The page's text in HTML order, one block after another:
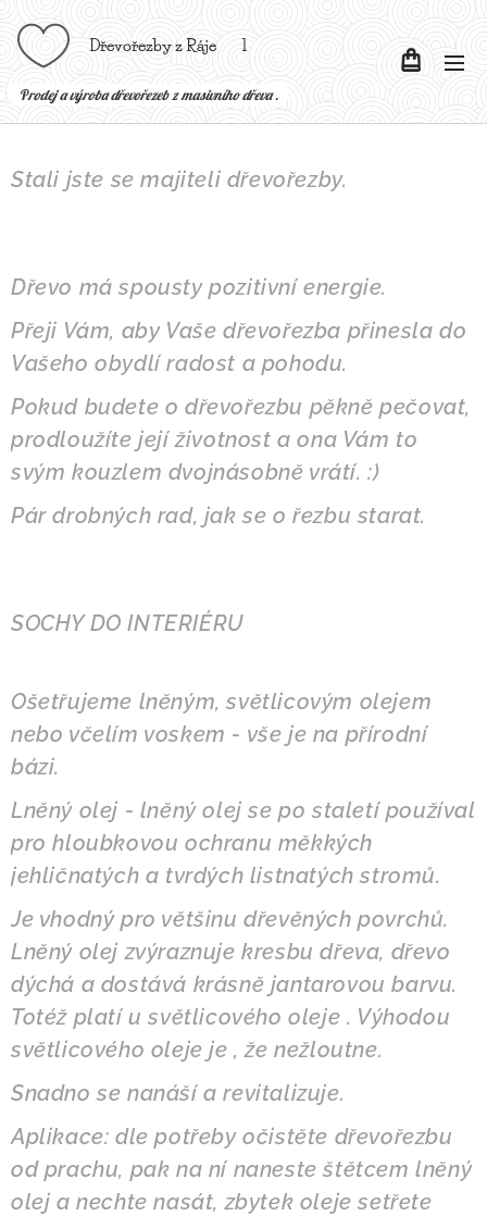
Dřevořezby z Ráje l
Prodej a výroba dřevořezeb z masivního dřeva .
Stali jste se majiteli dřevořezby.
Dřevo má spousty pozitivní energie.
Přeji Vám, aby Vaše dřevořezba přinesla do
Vašeho obydlí radost a pohodu.
Pokud budete o dřevořezbu pěkně pečovat,
prodloužíte její životnost a ona Vám to
svým kouzlem dvojnásobně vrátí. :)
Pár drobných rad, jak se o řezbu starat.
SOCHY DO INTERIÉRU
Ošetřujeme lněným, světlicovým olejem
nebo včelím voskem - vše je na přírodní
bázi.
Lněný olej - lněný olej se po staletí používal
pro hloubkovou ochranu měkkých
jehličnatých a tvrdých listnatých stromů.
Je vhodný pro většinu dřevěných povrchů.
Lněný olej zvýraznuje kresbu dřeva, dřevo
dýchá a dostává krásně jantarovou barvu.
Totéž platí u světlicového oleje . Výhodou
světlicového oleje je , že nežloutne.
Snadno se nanáší a revitalizuje.
Aplikace: dle potřeby očistěte dřevořezbu
od prachu, pak na ní naneste štětcem lněný
olej a nechte nasát, zbytek oleje setřete